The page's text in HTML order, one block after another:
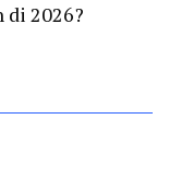
di 2026?